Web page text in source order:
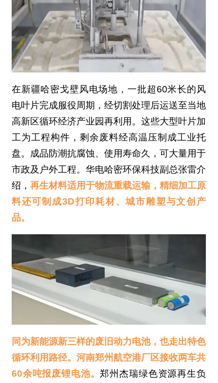
在新疆哈密戈壁风电场地，一批超60米长的风
电叶片完成服役周期，经切割处理后运送至当地
高新区循环经济产业园再利用。这些大型叶片加
工为工程构件，剩余废料经高温压制成工业托
盘。成品防潮抗腐蚀、使用寿命久，可大量用于
市政及户外工程。华电哈密环保科技副总张雷介
绍， 再生材料适用于物流重载运输，精细加工原
料还可制成3D打印耗材、城市雕塑与文创产
品。
同为新能源新三样的废旧动力电池，也走出特色
循环利用路径。河南郑州航空港厂区接收两车共
60余吨报废锂电池。郑州杰瑞绿色资源再生负